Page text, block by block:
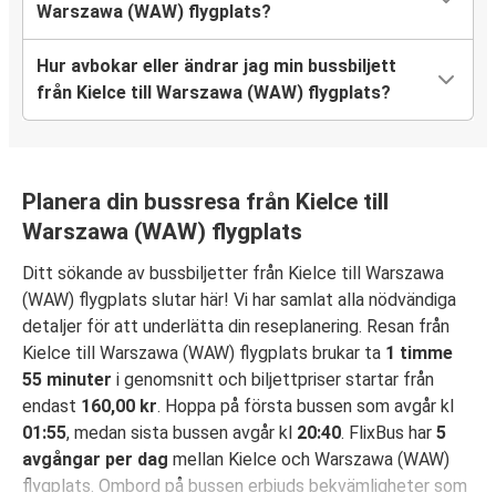
Warszawa (WAW) flygplats?
Hur avbokar eller ändrar jag min bussbiljett
från Kielce till Warszawa (WAW) flygplats?
Planera din bussresa från Kielce till
Warszawa (WAW) flygplats
Ditt sökande av bussbiljetter från Kielce till Warszawa
(WAW) flygplats slutar här! Vi har samlat alla nödvändiga
detaljer för att underlätta din reseplanering. Resan från
Kielce till Warszawa (WAW) flygplats brukar ta 1 timme
55 minuter i genomsnitt och biljettpriser startar från
endast 160,00 kr. Hoppa på första bussen som avgår kl
01:55, medan sista bussen avgår kl 20:40. FlixBus har 5
avgångar per dag mellan Kielce och Warszawa (WAW)
flygplats. Ombord på bussen erbjuds bekvämligheter som